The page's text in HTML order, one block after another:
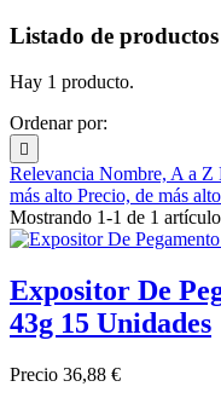
Listado de
Hay 1 producto.
Ordenar por:

Relevancia Nombre, A a Z
más alto Precio, de más
Mostrando 1-1 de 1
Expositor De
43g 15 Unidades
Precio 36,88 €